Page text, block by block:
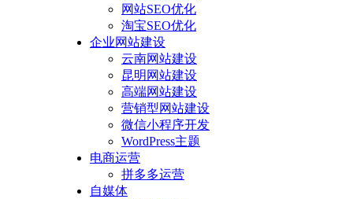
网站SEO优化
淘宝SEO优化
企业网站建设
云南网站建设
昆明网站建设
高端网站建设
营销型网站建设
微信小程序开发
WordPress主题
电商运营
拼多多运营
自媒体